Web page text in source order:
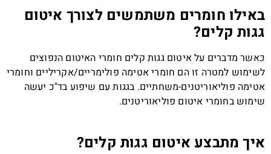
באילו חומרים משתמשים לצורך איטום
גגות קלים?
כאשר מדברים על איטום גגות קלים חומרי האיטום הנפוצים
לשימוש למטרה זו הם חומרי אטימה פולימריים/אקריליים וחומרי
אטימה פוליאוריטנים-משחתיים. בגגות עם שיפוע בד"כ יעשה
שימוש בחומרי איטום פוליאוריטנים.
איך מתבצע איטום גגות קלים?